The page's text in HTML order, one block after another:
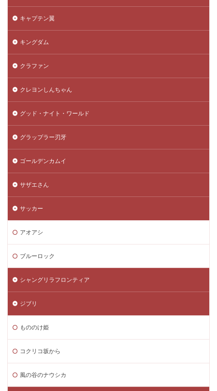
キャプテン翼
キングダム
クラファン
クレヨンしんちゃん
グッド・ナイト・ワールド
グラップラー刃牙
ゴールデンカムイ
サザエさん
サッカー
アオアシ
ブルーロック
シャングリラフロンティア
ジブリ
もののけ姫
コクリコ坂から
風の谷のナウシカ